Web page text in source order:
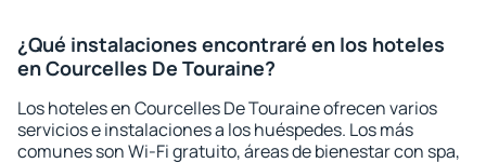
¿Qué instalaciones encontraré en los hoteles
en Courcelles De Touraine?
Los hoteles en Courcelles De Touraine ofrecen varios
servicios e instalaciones a los huéspedes. Los más
comunes son Wi-Fi gratuito, áreas de bienestar con spa,